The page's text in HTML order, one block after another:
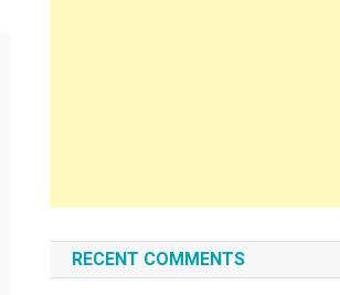
RECENT COMMENTS